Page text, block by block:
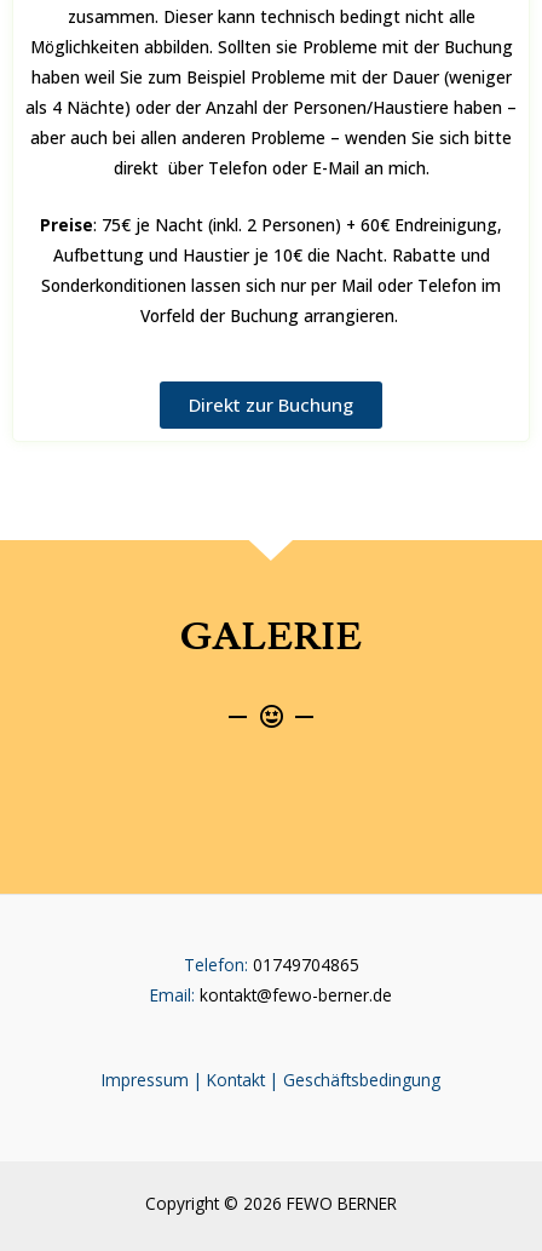
zusammen. Dieser kann technisch bedingt nicht alle
Möglichkeiten abbilden. Sollten sie Probleme mit der Buchung
haben weil Sie zum Beispiel Probleme mit der Dauer (weniger
als 4 Nächte) oder der Anzahl der Personen/Haustiere haben –
aber auch bei allen anderen Probleme – wenden Sie sich bitte
direkt über Telefon oder E-Mail an mich.
Preise: 75€ je Nacht (inkl. 2 Personen) + 60€ Endreinigung,
Aufbettung und Haustier je 10€ die Nacht. Rabatte und
Sonderkonditionen lassen sich nur per Mail oder Telefon im
Vorfeld der Buchung arrangieren.
Direkt zur Buchung
GALERIE
Telefon: 01749704865
Email: kontakt@fewo-berner.de
Impressum | Kontakt| Geschäftsbedingung
Copyright © 2026 FEWO BERNER